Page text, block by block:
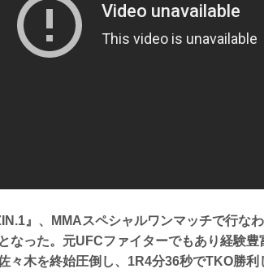
』、MMAスペシャルワンマッチで行な
なった。元UFCファイターでもあり経験豊
々木を終始圧倒し、1R4分36秒でTKO勝